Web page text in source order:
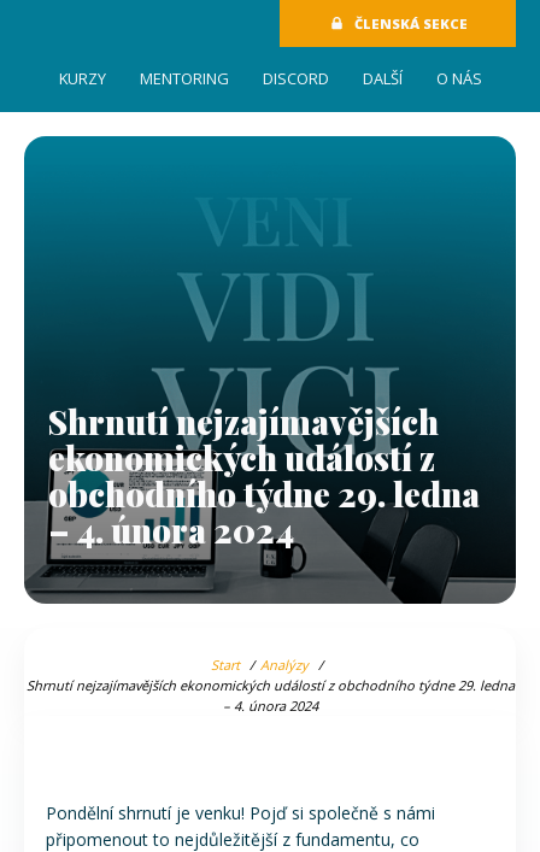
ČLENSKÁ SEKCE
KURZY MENTORING DISCORD DALŠÍ O NÁS
Shrnutí nejzajímavějších
ekonomických událostí z
obchodního týdne 29. ledna
– 4. února 2024
Start
Analýzy
Shrnutí nejzajímavějších ekonomických událostí z obchodního týdne 29. ledna
– 4. února 2024
Pondělní shrnutí je venku! Pojď si společně s námi
připomenout to nejdůležitější z fundamentu, co